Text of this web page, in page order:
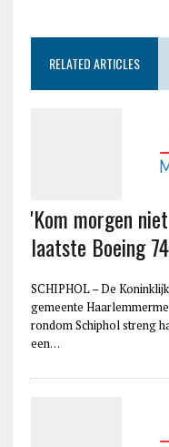
RELATED ARTICLES
'Kom morgen
laatste Boeing
SCHIPHOL – De
gemeente
rondom Schiphol streng
een…